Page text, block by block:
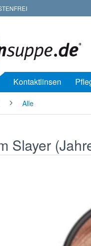
Kontaktlinsen
Alle
Slayer